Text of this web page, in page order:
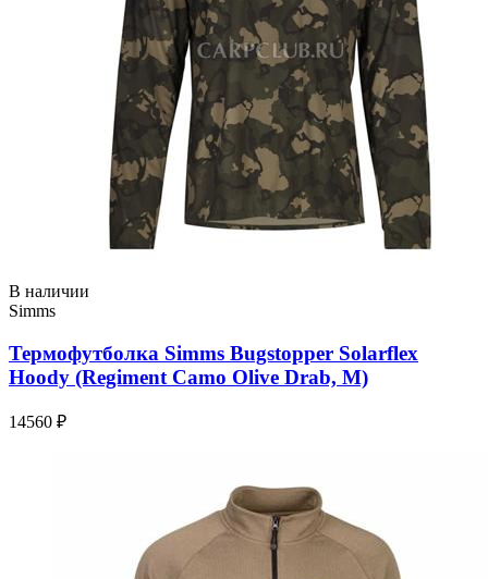
В наличии
Simms
Термофутболка Simms Bugstopper Solarflex
Hoody (Regiment Camo Olive Drab, M)
14560 ₽